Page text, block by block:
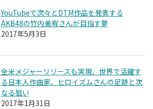
YouTubeで次々とDTM作品を発表する
AKB48の竹内美宥さんが目指す夢
2017年5月3日
全米メジャーリリースも実現、世界で活躍す
る日本人作曲家、ヒロイズムさんの足跡と次
なる狙い
2017年1月31日